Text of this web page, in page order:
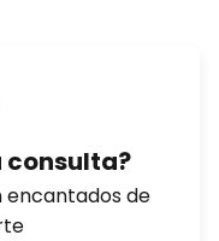
consulta?
encantados de